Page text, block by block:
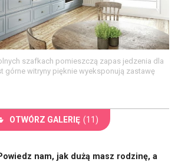
szafkach pomieszczą zapas jedzenia dla
górne witryny pięknie wyeksponują zastawę
OTWÓRZ GALERIĘ (11)
nam, jak dużą masz rodzinę, a